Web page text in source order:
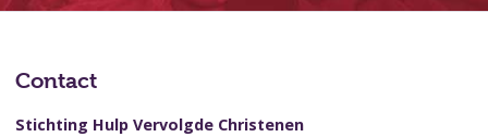
Contact
Stichting Hulp Vervolgde Christenen